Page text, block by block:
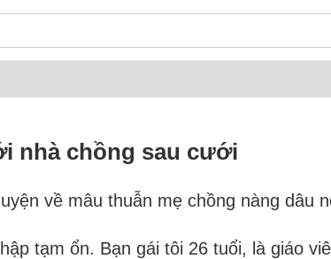
nhà chồng sau cưới
về mâu thuẫn mẹ chồng nàng dâu
tạm ổn. Bạn gái tôi 26 tuổi, là giáo